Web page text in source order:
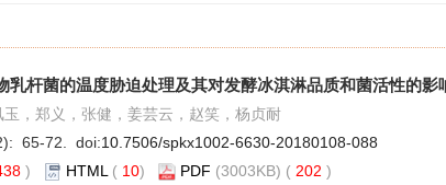
乳杆菌的温度胁迫处理及其对发酵冰淇淋品质和菌活性的影
玉，郑义，张健，姜芸云，赵笑，杨贞耐
65-72. doi:10.7506/spkx1002-6630-20180108-088
) HTML ( 10) PDF (3003KB) ( 202 )